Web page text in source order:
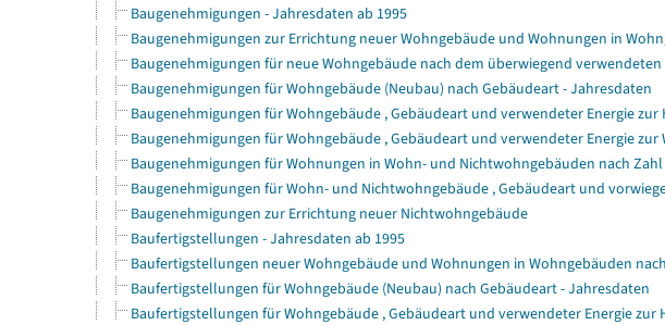
Baugenehmigungen - Jahresdaten ab 1995
Baugenehmigungen zur Errichtung neuer Wohngebäude und Wohnungen in
Baugenehmigungen für neue Wohngebäude nach dem überwiegend
Baugenehmigungen für Wohngebäude (Neubau) nach Gebäudeart - Jahresdaten
Baugenehmigungen für Wohngebäude , Gebäudeart und verwendeter Energie zur
Baugenehmigungen für Wohngebäude , Gebäudeart und verwendeter Energie
Baugenehmigungen für Wohnungen in Wohn- und Nichtwohngebäuden nach
Baugenehmigungen für Wohn- und Nichtwohngebäude , Gebäudeart und
Baugenehmigungen zur Errichtung neuer Nichtwohngebäude
Baufertigstellungen - Jahresdaten ab 1995
Baufertigstellungen neuer Wohngebäude und Wohnungen in Wohngebäuden
Baufertigstellungen für Wohngebäude (Neubau) nach Gebäudeart - Jahresdaten
Baufertigstellungen für Wohngebäude , Gebäudeart und verwendeter Energie zur